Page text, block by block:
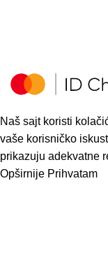
Naš sajt koristi
vaše korisničko
prikazuju adekvatne
Opširnije Prihvatam